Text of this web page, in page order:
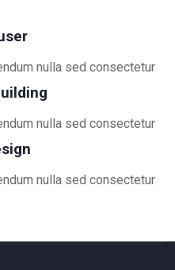
nulla sed consectetur
nulla sed consectetur
nulla sed consectetur